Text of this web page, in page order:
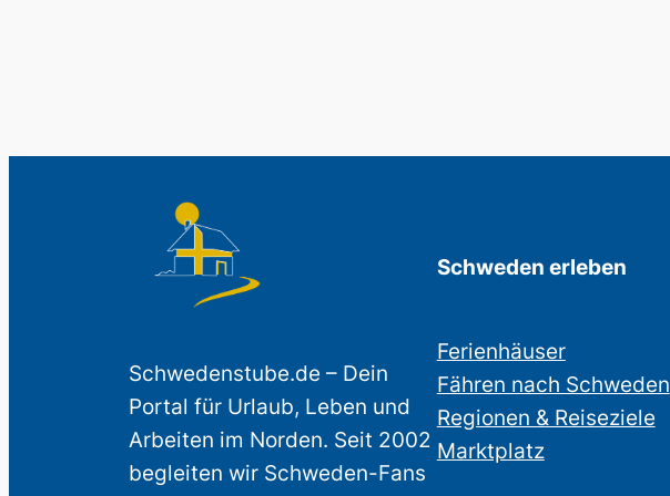
Schwedenstube.de – Dein
Portal für Urlaub, Leben und
Arbeiten im Norden. Seit 2002
begleiten wir Schweden-Fans
Schweden erleben
Ferienhäuser
Fähren nach Schweden
Regionen & Reiseziele
Marktplatz